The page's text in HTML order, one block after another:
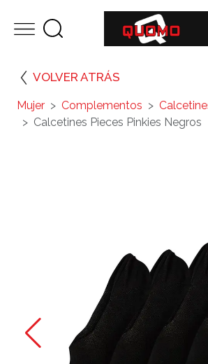
VOLVER ATRÁS
Mujer Complementos
Calcetines Pieces Pinkies Negros